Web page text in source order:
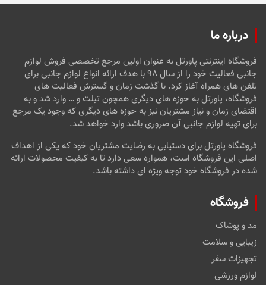
درباره ما
فروشگاه اینترنتی پاورتل به عنوان اولین مرجع تخصصی فروش لوازم
جانبی فعالیت خود را از سال ۹۸ با هدف ارائه انواع لوازم جانبی برای
تلفن های همراه آغاز کرد. با گذشت زمان و گسترش فعالیت های
فروشگاه، پاورتل به حوزه های دیگری همچون تبلت و … وارد شد و به
اقتضای زمان و نیاز مشتریان نیز به حوزه های دیگری که وجود یک مرجع
برای تهیه لوازم جانبی آن ضروری باشد وارد خواهد شد.
فروشگاه پاورتل برای دستیابی به رضایت مشتریان خود که یکی از اهداف
اصلی این فروشگاه است، همواره سعی دارد تا به کیفیت محصولات ارائه
شده در فروشگاه خود توجه ویژه ای داشته باشد.
فروشگاه
مد و پوشاک
زیبایی و سلامت
تجهیزات سفر
لوازم ورزشی